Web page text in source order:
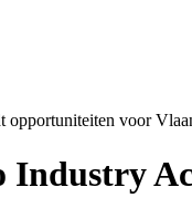
opportuniteiten voor
Industry